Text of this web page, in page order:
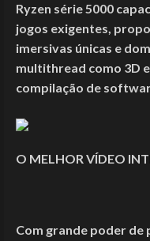
Ryzen série 5000
jogos exigentes,
imersivas únicas e
multithread como 3D
compilação de
O MELHOR VÍDEO
Com grande poder de